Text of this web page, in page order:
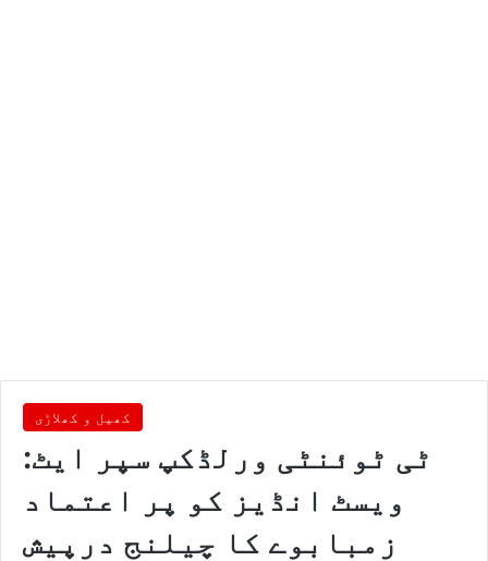
کھیل و کھلاڑی
ٹی ٹوئنٹی ورلڈکپ سپر ایٹ:
ویسٹ انڈیز کو پر اعتماد
زمبابوے کا چیلنج درپیش